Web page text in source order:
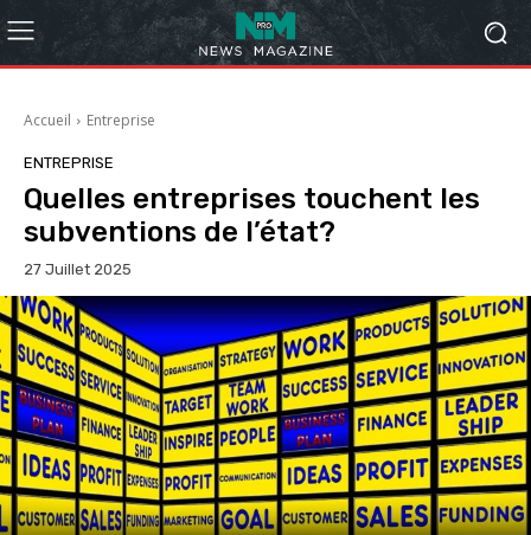
Accueil Entreprise
ENTREPRISE
Quelles entreprises touchent les
subventions de l’état?
27 Juillet 2025